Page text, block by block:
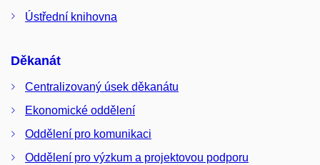
Ústřední knihovna
Děkanát
Centralizovaný úsek děkanátu
Ekonomické oddělení
Oddělení pro komunikaci
Oddělení pro výzkum a projektovou podporu